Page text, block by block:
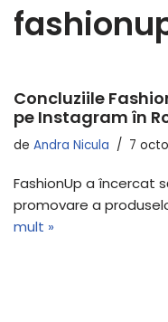
Concluziile
pe Instagram în
de Andra Nicula 7
FashionUp a încercat
promovare a
mult »